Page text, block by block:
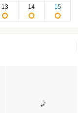
13 14 15